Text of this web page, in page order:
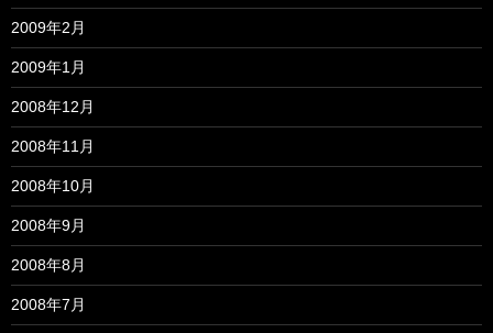
2009年2月
2009年1月
2008年12月
2008年11月
2008年10月
2008年9月
2008年8月
2008年7月